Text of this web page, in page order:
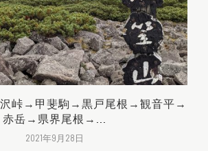
沢峠→甲斐駒→黒戸尾根→観音平→
赤岳→県界尾根→...
2021年9月28日